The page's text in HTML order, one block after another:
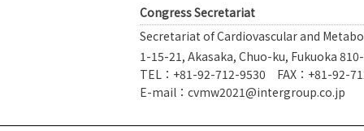
Congress Secretariat
Secretariat of Cardiovascular and
1-15-21, Akasaka, Chuo-ku, Fukuoka
TEL：+81-92-712-9530 FAX：+81-92-
E-mail：cvmw2021@intergroup.co.jp